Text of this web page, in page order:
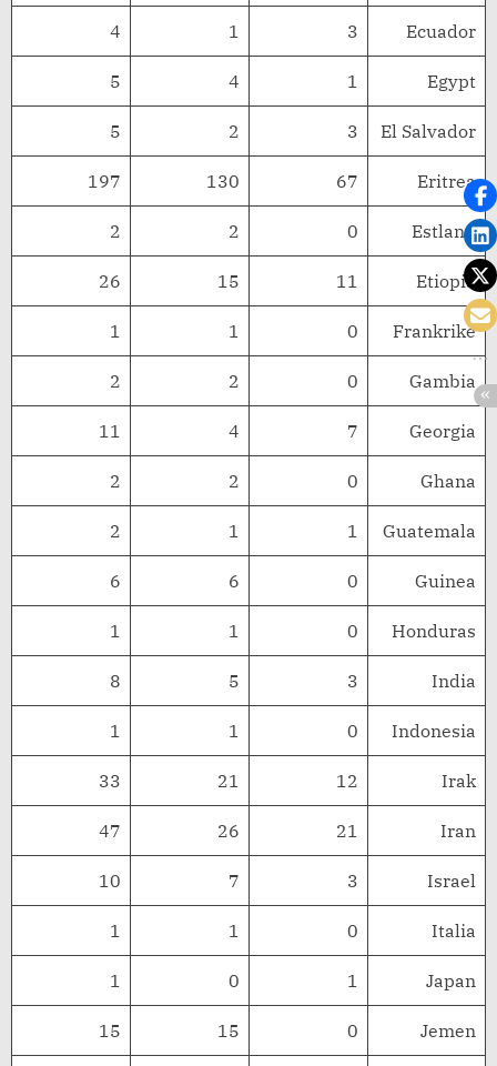
Ecuador
3
1
4
Egypt
1
4
5
El Salvador
3
2
5
Eritrea
67
130
197
Estland
0
2
2
Etiopia
11
15
26
Frankrike
0
1
1
Gambia
0
2
2
Georgia
7
4
11
Ghana
0
2
2
Guatemala
1
1
2
Guinea
0
6
6
Honduras
0
1
1
India
3
5
8
Indonesia
0
1
1
Irak
12
21
33
Iran
21
26
47
Israel
3
7
10
Italia
0
1
1
Japan
1
0
1
Jemen
0
15
15